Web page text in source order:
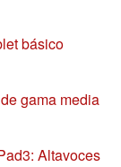
básico
gama media
Altavoces